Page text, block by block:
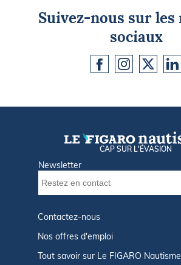
Suivez-nous sur les
sociaux
CAP SUR L'ÉVASION
Newsletter
Contactez-nous
Nos offres d'emploi
Tout savoir sur Le FIGARO Nautisme